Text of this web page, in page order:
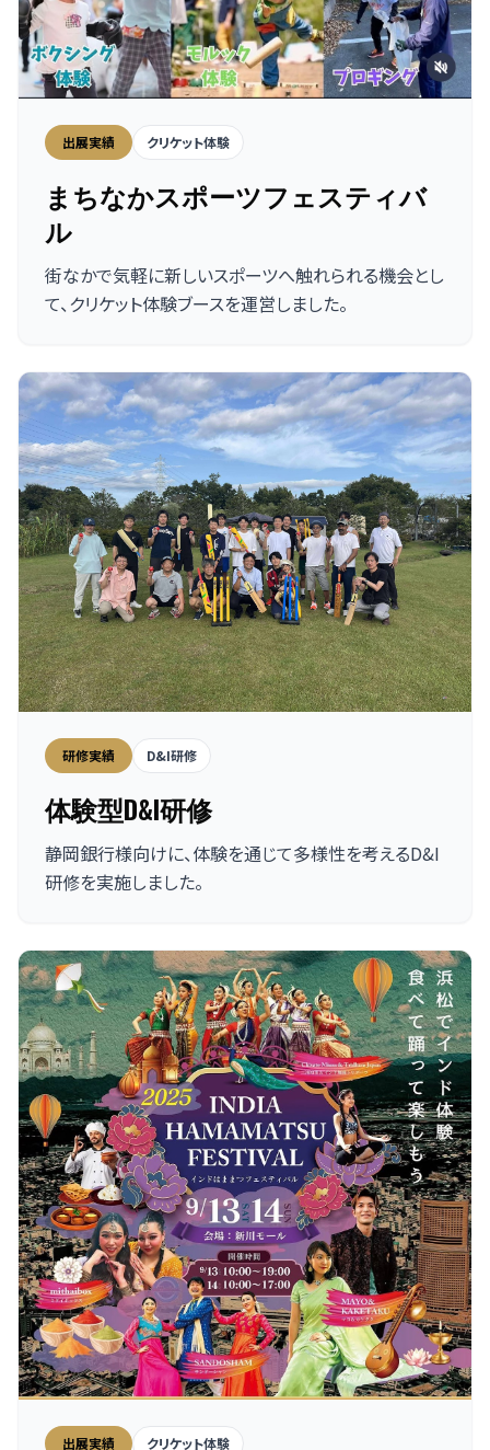
出展実績 クリケット体験
まちなかスポーツフェスティバ
ル
街なかで気軽に新しいスポーツへ触れられる機会とし
て、クリケット体験ブースを運営しました。
研修実績 D&I研修
体験型D&I研修
静岡銀行様向けに、体験を通じて多様性を考えるD&I
研修を実施しました。
出展実績 クリケット体験